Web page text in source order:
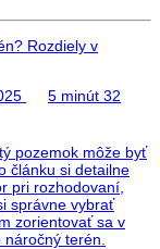
Rozdiely v
5 minút 32
pozemok môže byť
článku si detailne
pri rozhodovaní,
správne vybrať
zorientovať sa v
terén.